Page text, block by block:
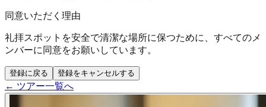
同意いただく理由
礼拝スポットを安全で清潔な場所に保つために、すべてのメ
ンバーに同意をお願いしています。
登録に戻る 登録をキャンセルする
← ツアー一覧へ